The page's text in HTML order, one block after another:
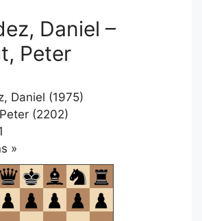
Daniel –
Peter
Daniel (1975)
(2202)
»
om
te
openen.